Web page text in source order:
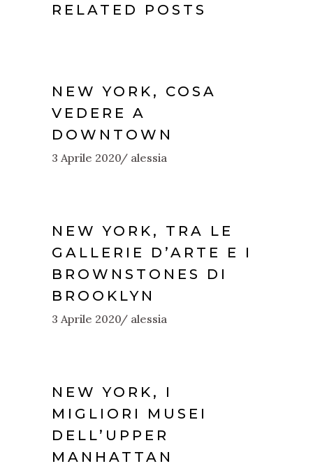
RELATED POSTS
NEW YORK, COSA
VEDERE A
DOWNTOWN
3 Aprile 2020 alessia
NEW YORK, TRA LE
GALLERIE D’ARTE E I
BROWNSTONES DI
BROOKLYN
3 Aprile 2020 alessia
NEW YORK, I
MIGLIORI MUSEI
DELL’UPPER
MANHATTAN